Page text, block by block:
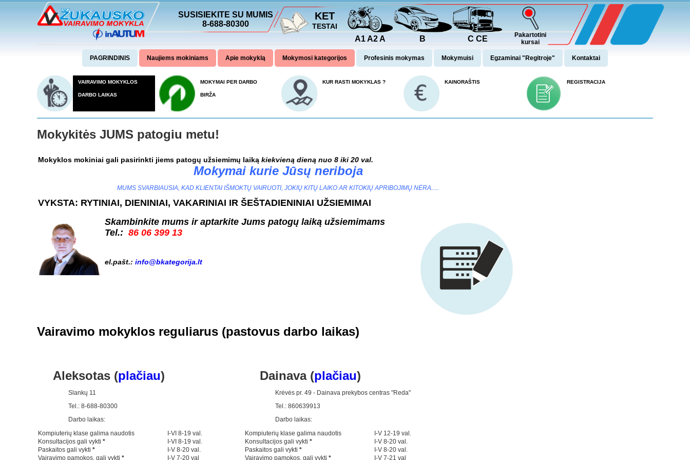
SUSISIEKITE SU MUMIS
8-688-80300
KET
TESTAI
Pakartotini
kursai
A1 A2 A B C CE
PAGRINDINIS Naujiems mokiniams Apie mokyklą Mokymosi kategorijos Profesinis mokymas Mokymuisi Egzaminai "Regitroje" Kontaktai
VAIRAVIMO MOKYKLOS
DARBO LAIKAS
MOKYMAI PER DARBO
BIRŽA
KUR RASTI MOKYKLAS ? KAINORAŠTIS REGISTRACIJA
Mokykitės JUMS patogiu metu!
Mokyklos mokiniai gali pasirinkti jiems patogų užsiemimų laiką kiekvieną dieną nuo 8 iki 20 val.
Mokymai kurie Jūsų neriboja
MUMS SVARBIAUSIA, KAD KLIENTAI IŠMOKTŲ VAIRUOTI, JOKIŲ KITŲ LAIKO AR KITOKIŲ APRIBOJIMŲ NĖRA.....
VYKSTA: RYTINIAI, DIENINIAI, VAKARINIAI IR ŠEŠTADIENINIAI UŽSIEMIMAI
Skambinkite mums ir aptarkite Jums patogų laiką užsiemimams
Tel.: 86 06 399 13
el.pašt.: info@bkategorija.lt
Vairavimo mokyklos reguliarus (pastovus darbo laikas)
Aleksotas (plačiau)
Slankų 11
Tel.: 8-688-80300
Darbo laikas:
Kompiuterių klase galima naudotis
I-VI 8-19 val.
Konsultacijos gali vykti *
I-VI 8-19 val.
Paskaitos gali vykti *
I-V 8-20 val.
Vairavimo pamokos, gali vykti * I-V 7-20 val
Dainava (plačiau)
Krėvės pr. 49 - Dainava prekybos centras "Reda"
Tel.: 860639913
Darbo laikas:
Kompiuterių klase galima naudotis
I-V 12-19 val.
Konsultacijos gali vykti *
I-V 8-20 val.
Paskaitos gali vykti *
I-V 8-20 val.
Vairavimo pamokos, gali vykti * I-V 7-21 val